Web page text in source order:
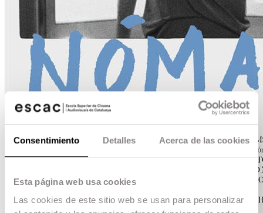
Consentimiento Detalles Acerca de las cookies
Esta página web usa cookies
Las cookies de este sitio web se usan para personalizar